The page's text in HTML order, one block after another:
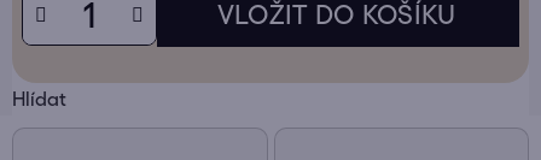
Hlídat